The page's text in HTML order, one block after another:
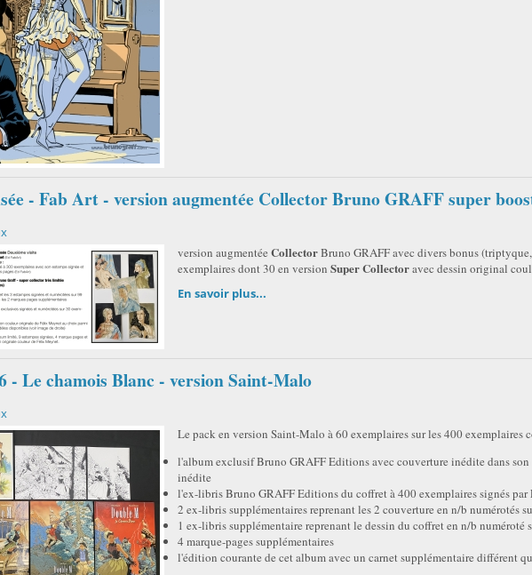
- Fab Art - version augmentée Collector Bruno GRAFF super
version augmentée CollectorBruno GRAFF avec divers bonus
exemplaires dont 30 en version Super Collectoravec dessin original
En savoir plus...
- Le chamois Blanc - version Saint-Malo
Le pack en version Saint-Malo à 60 exemplaires sur les 400 exemplaires
l'album exclusif Bruno GRAFF Editions avec couverture inédite dans
inédite
l'ex-libris Bruno GRAFF Editions du coffret à 400 exemplaires signés
2 ex-libris supplémentaires reprenant les 2 couverture en n/b numérotés
1 ex-libris supplémentaire reprenant le dessin du coffret en n/b
4 marque-pages supplémentaires
l'édition courante de cet album avec un carnet supplémentaire différent